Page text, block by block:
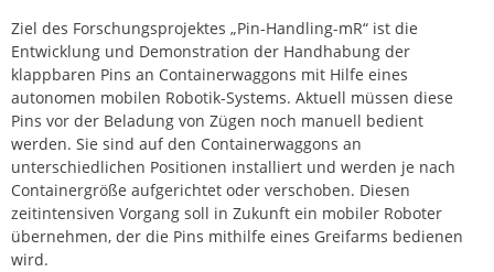
Ziel des Forschungsprojektes „Pin-Handling-mR“ ist die
Entwicklung und Demonstration der Handhabung der
klappbaren Pins an Containerwaggons mit Hilfe eines
autonomen mobilen Robotik-Systems. Aktuell müssen diese
Pins vor der Beladung von Zügen noch manuell bedient
werden. Sie sind auf den Containerwaggons an
unterschiedlichen Positionen installiert und werden je nach
Containergröße aufgerichtet oder verschoben. Diesen
zeitintensiven Vorgang soll in Zukunft ein mobiler Roboter
übernehmen, der die Pins mithilfe eines Greifarms bedienen
wird.